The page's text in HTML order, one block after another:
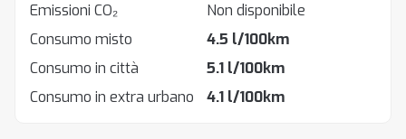
Emissioni CO₂
Non disponibile
Consumo misto
4.5 l/100km
Consumo in città
5.1 l/100km
Consumo in extra urbano
4.1 l/100km